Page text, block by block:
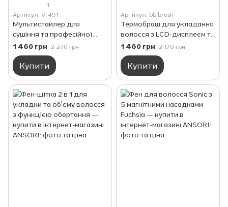
1
Артикул: V-491
Мультистайлер для
сушіння та професійної
укладки волосся з 6
насадками
1 460 грн 2 270 грн
Купити
Артикул: bb.brush
Термобраш для укладання
волосся з LCD-дисплеєм та
функцією іонізації,
швидкий нагрів і
регулювання температури
160–210°C для
комфортного стайлінгу
1 460 грн 2 170 грн
Купити